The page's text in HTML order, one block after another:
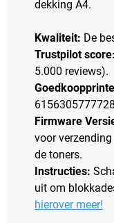
dekking A4.
Kwaliteit: De
Trustpilot score:
5.000 reviews).
6156305777728
Firmware
voor
de toners.
Instructies:
uit om
hierover meer!